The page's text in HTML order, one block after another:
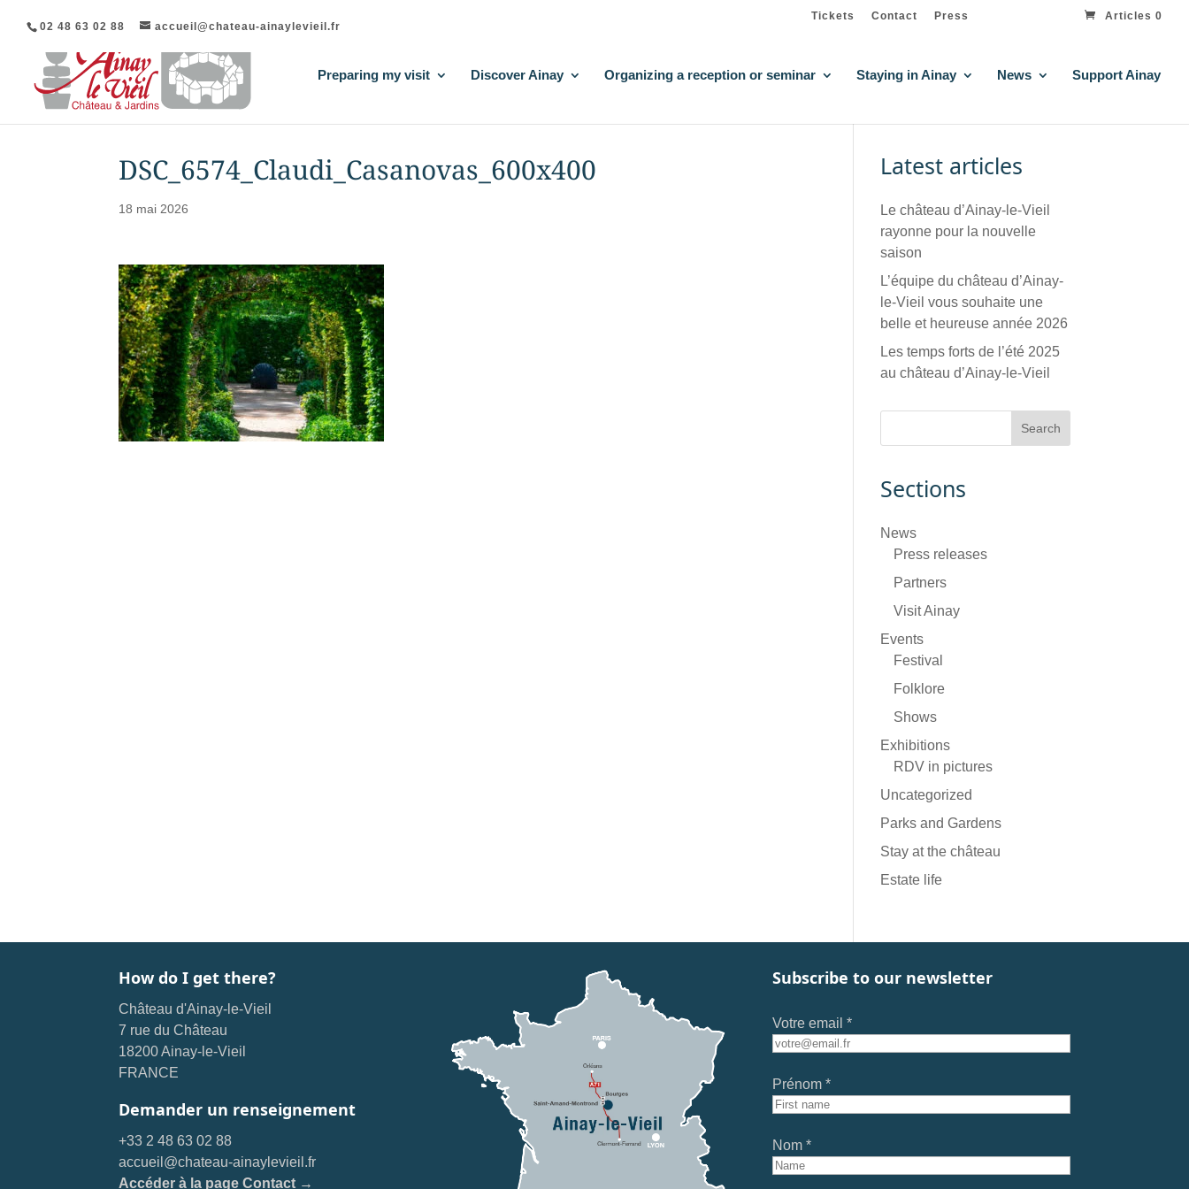
02 48 63 02 88 accueil@chateau-ainaylevieil.fr
Tickets Contact Press Articles 0
Preparing my visit Discover Ainay Organizing a reception or seminar Staying in Ainay News Support Ainay
DSC_6574_Claudi_Casanovas_600x400
18 mai 2026
Latest articles
Le château d’Ainay-le-Vieil
rayonne pour la nouvelle
saison
L’équipe du château d’Ainay-
le-Vieil vous souhaite une
belle et heureuse année 2026
Les temps forts de l’été 2025
au château d’Ainay-le-Vieil
Sections
News
Press releases
Partners
Visit Ainay
Events
Festival
Folklore
Shows
Exhibitions
RDV in pictures
Uncategorized
Parks and Gardens
Stay at the château
Estate life
How do I get there?
Château d'Ainay-le-Vieil
7 rue du Château
18200 Ainay-le-Vieil
FRANCE
Demander un renseignement
+33 2 48 63 02 88
accueil@chateau-ainaylevieil.fr
Accéder à la page Contact →
Subscribe to our newsletter
Votre email *
Prénom *
Nom *